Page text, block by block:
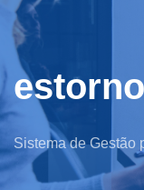
Sistema de Gestão